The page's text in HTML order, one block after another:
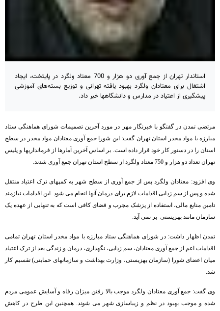
استاندار تهران از جمع آوری دو هزار و 700 معتاد ولگرد در پایتخت، ایجاد
اشتغال برای معتادان ولگرد بهبود یافته تهرانی و توزیع بسته‌های آموزشی
پیشگیری از اعتیاد در مدارس و دانشگاهها خبر داد.
مرتضی تمدن در گفتگو با خبرنگار مهر در مورد آخرین تصمیمات شورای هماهنگی ستاد
مبارزه با مواد مخدر استان تهران گفت: این شورا جمع آوری معتادان مواد مخدر در سطح
استان را در دستور کار خود قرار داده است. بر اساس آخرین آمارها از فرمانداریها و پلیس
تهران تعداد دو هزار و 750 معتاد ولگرد از سطح استان تهران جمع آوری شدند.
وی افزود: معتادان ولگرد پس از جمع آوری از سطح شهر به کمپهای ترک اعتیاد منتقل
شده و پس از سم زدایی اقدامات لازم برای درمان آنها انجام می شود. این اقدامات نیازمند
تامین منابع مالی، استفاده از پزشک مجرب و فضای کافی است که به تنهایی از عهده یک
سازمان مانند بهزیستی بر نمی آید.
تمدن اظهار داشت: در شورای هماهنگی ستاد مبارزه با مواد مخدر استان تهران تمامی
اقدامات اعم از جمع آوری معتادان، سم زدایی، نگهداری، درمان و زندگی بعد از ترک اعتیاد
میان اعضای شورا (سازمان بهزیستی، وزارت بهداشت و سازمانهای حمایتی) تقسیم کار
شد.
وی گفت: جمع آوری معتادان ولگرد موجب بالا رفتن میزان رفاه و آسایش عمومی مردم
شده و موجب بهبود در نظم و زیباسازی شهر می شوند. همچنین این طرح در کاهش